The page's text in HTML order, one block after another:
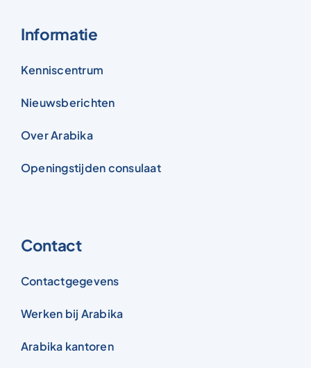
Informatie
Kenniscentrum
Nieuwsberichten
Over Arabika
Openingstijden consulaat
Contact
Contactgegevens
Werken bij Arabika
Arabika kantoren